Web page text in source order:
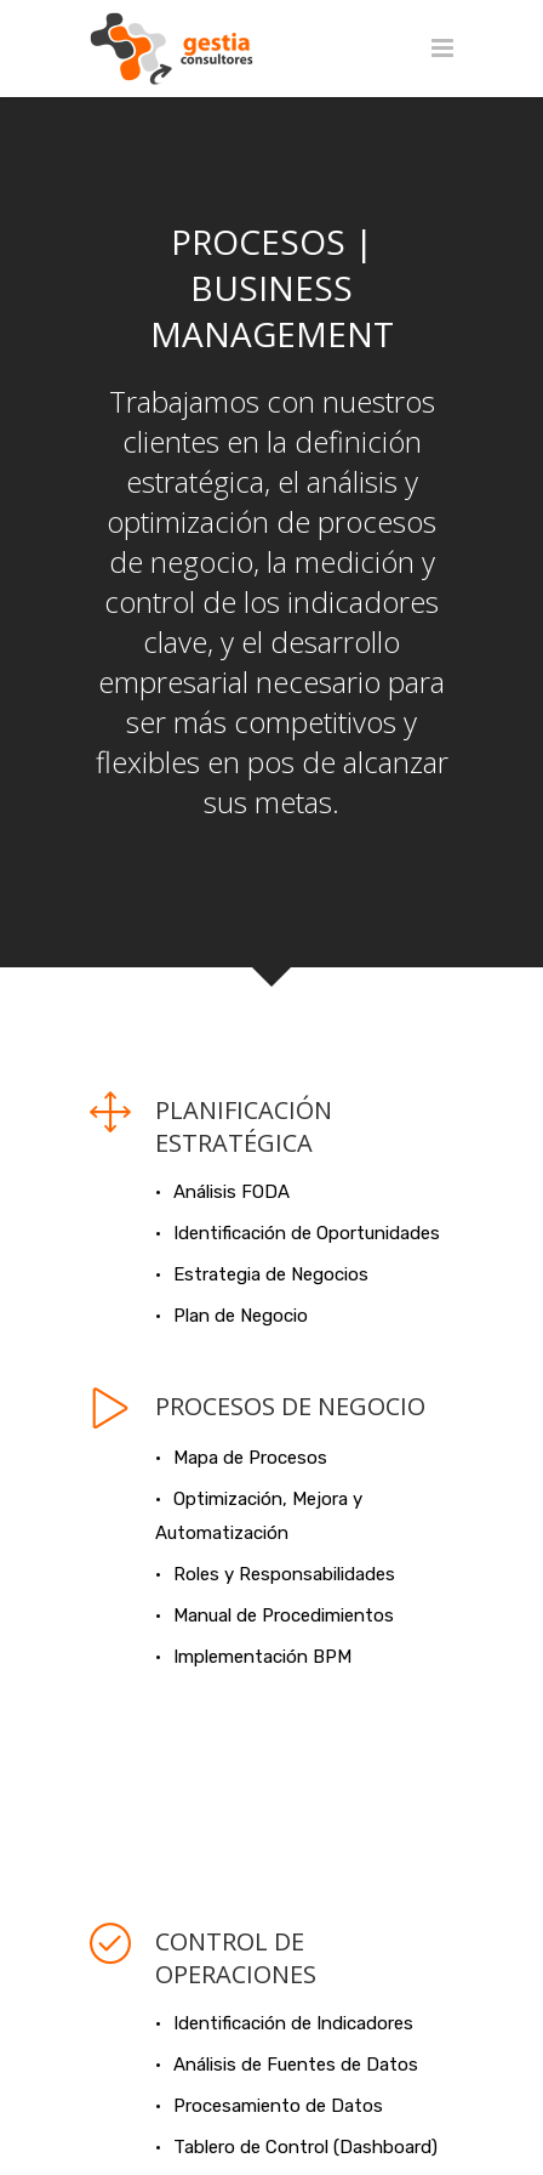
PROCESOS |
BUSINESS
MANAGEMENT
Trabajamos con nuestros
clientes en la definición
estratégica, el análisis y
optimización de procesos
de negocio, la medición y
control de los indicadores
clave, y el desarrollo
empresarial necesario para
ser más competitivos y
flexibles en pos de alcanzar
sus metas.
PLANIFICACIÓN
ESTRATÉGICA
Análisis FODA
Identificación de Oportunidades
Estrategia de Negocios
Plan de Negocio
PROCESOS DE NEGOCIO
Mapa de Procesos
Optimización, Mejora y
Automatización
Roles y Responsabilidades
Manual de Procedimientos
Implementación BPM
CONTROL DE
OPERACIONES
Identificación de Indicadores
Análisis de Fuentes de Datos
Procesamiento de Datos
Tablero de Control (Dashboard)